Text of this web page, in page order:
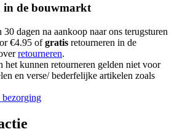
in de bouwmarkt
dagen na aankoop naar ons terugsturen
€4.95 ofgratis retourneren in de
retourneren.
het kunnen retourneren gelden niet voor
en verse/ bederfelijke artikelen zoals